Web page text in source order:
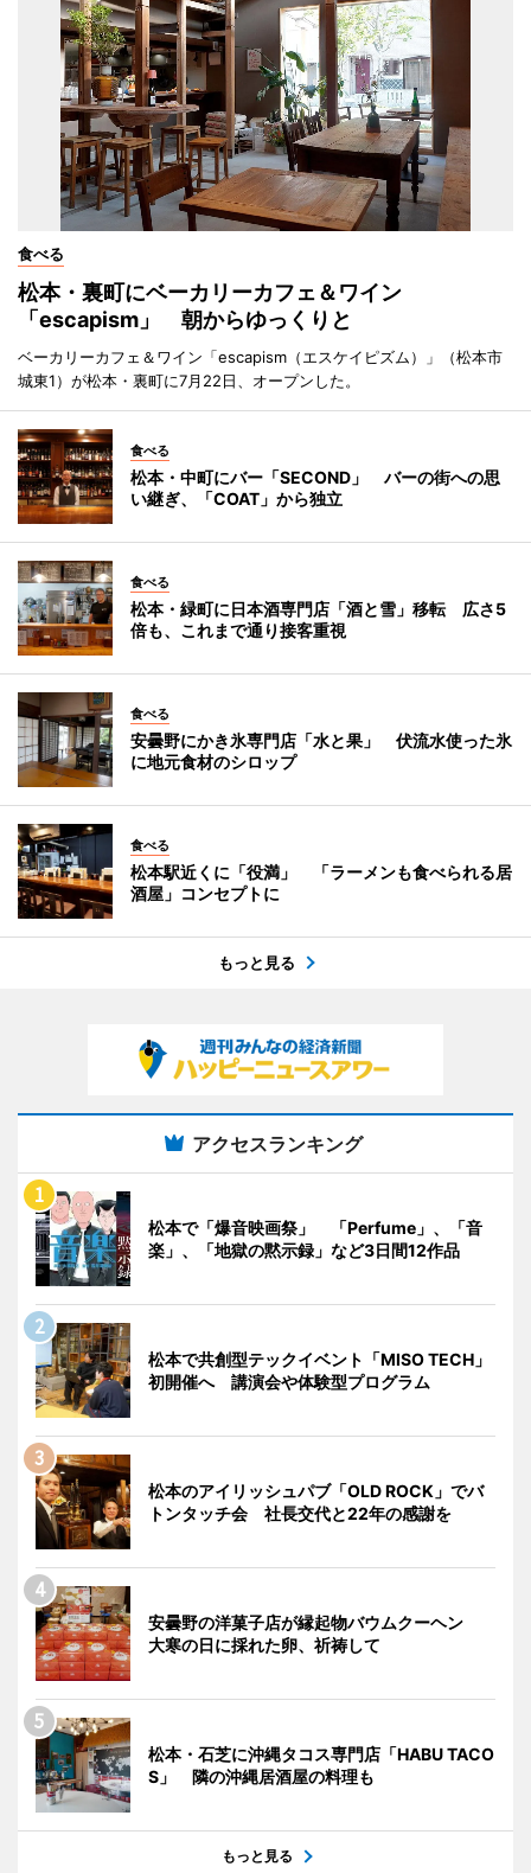
食べる
松本・裏町にベーカリーカフェ＆ワイン
「escapism」 朝からゆっくりと
ベーカリーカフェ＆ワイン「escapism（エスケイピズム）」（松本市
城東1）が松本・裏町に7月22日、オープンした。
食べる
松本・中町にバー「SECOND」 バーの街への思
い継ぎ、「COAT」から独立
食べる
松本・緑町に日本酒専門店「酒と雪」移転 広さ5
倍も、これまで通り接客重視
食べる
安曇野にかき氷専門店「水と果」 伏流水使った氷
に地元食材のシロップ
食べる
松本駅近くに「役満」 「ラーメンも食べられる居
酒屋」コンセプトに
もっと見る
アクセスランキング
松本で「爆音映画祭」 「Perfume」、「音
楽」、「地獄の黙示録」など3日間12作品
松本で共創型テックイベント「MISO TECH」
初開催へ 講演会や体験型プログラム
松本のアイリッシュパブ「OLD ROCK」でバ
トンタッチ会 社長交代と22年の感謝を
安曇野の洋菓子店が縁起物バウムクーヘン
大寒の日に採れた卵、祈祷して
松本・石芝に沖縄タコス専門店「HABU TACO
S」 隣の沖縄居酒屋の料理も
もっと見る